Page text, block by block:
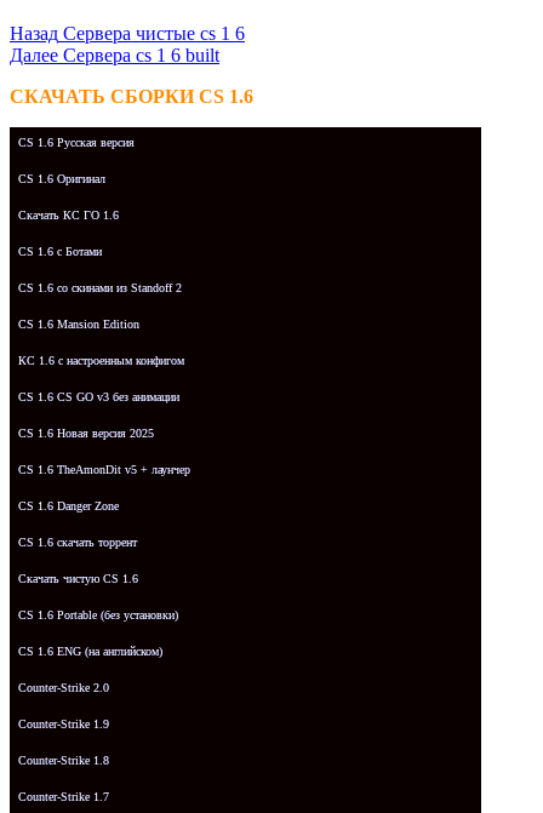
Назад Сервера чистые cs 1 6
Далее Сервера cs 1 6 built
СКАЧАТЬ СБОРКИ CS 1.6
CS 1.6 Русская версия
CS 1.6 Оригинал
Скачать КС ГО 1.6
CS 1.6 с Ботами
CS 1.6 со скинами из Standoff 2
CS 1.6 Mansion Edition
КС 1.6 с настроенным конфигом
CS 1.6 CS GO v3 без анимации
CS 1.6 Новая версия 2025
CS 1.6 TheAmonDit v5 + лаунчер
CS 1.6 Danger Zone
CS 1.6 скачать торрент
Скачать чистую CS 1.6
CS 1.6 Portable (без установки)
CS 1.6 ENG (на английском)
Counter-Strike 2.0
Counter-Strike 1.9
Counter-Strike 1.8
Counter-Strike 1.7